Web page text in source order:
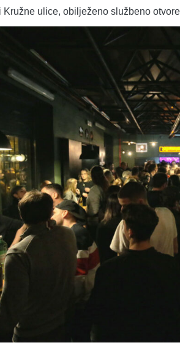
Kružne ulice, obilježeno službeno